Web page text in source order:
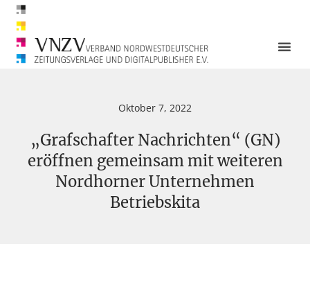
Oktober 7, 2022
„Grafschafter Nachrichten“ (GN)
eröffnen gemeinsam mit weiteren
Nordhorner Unternehmen
Betriebskita